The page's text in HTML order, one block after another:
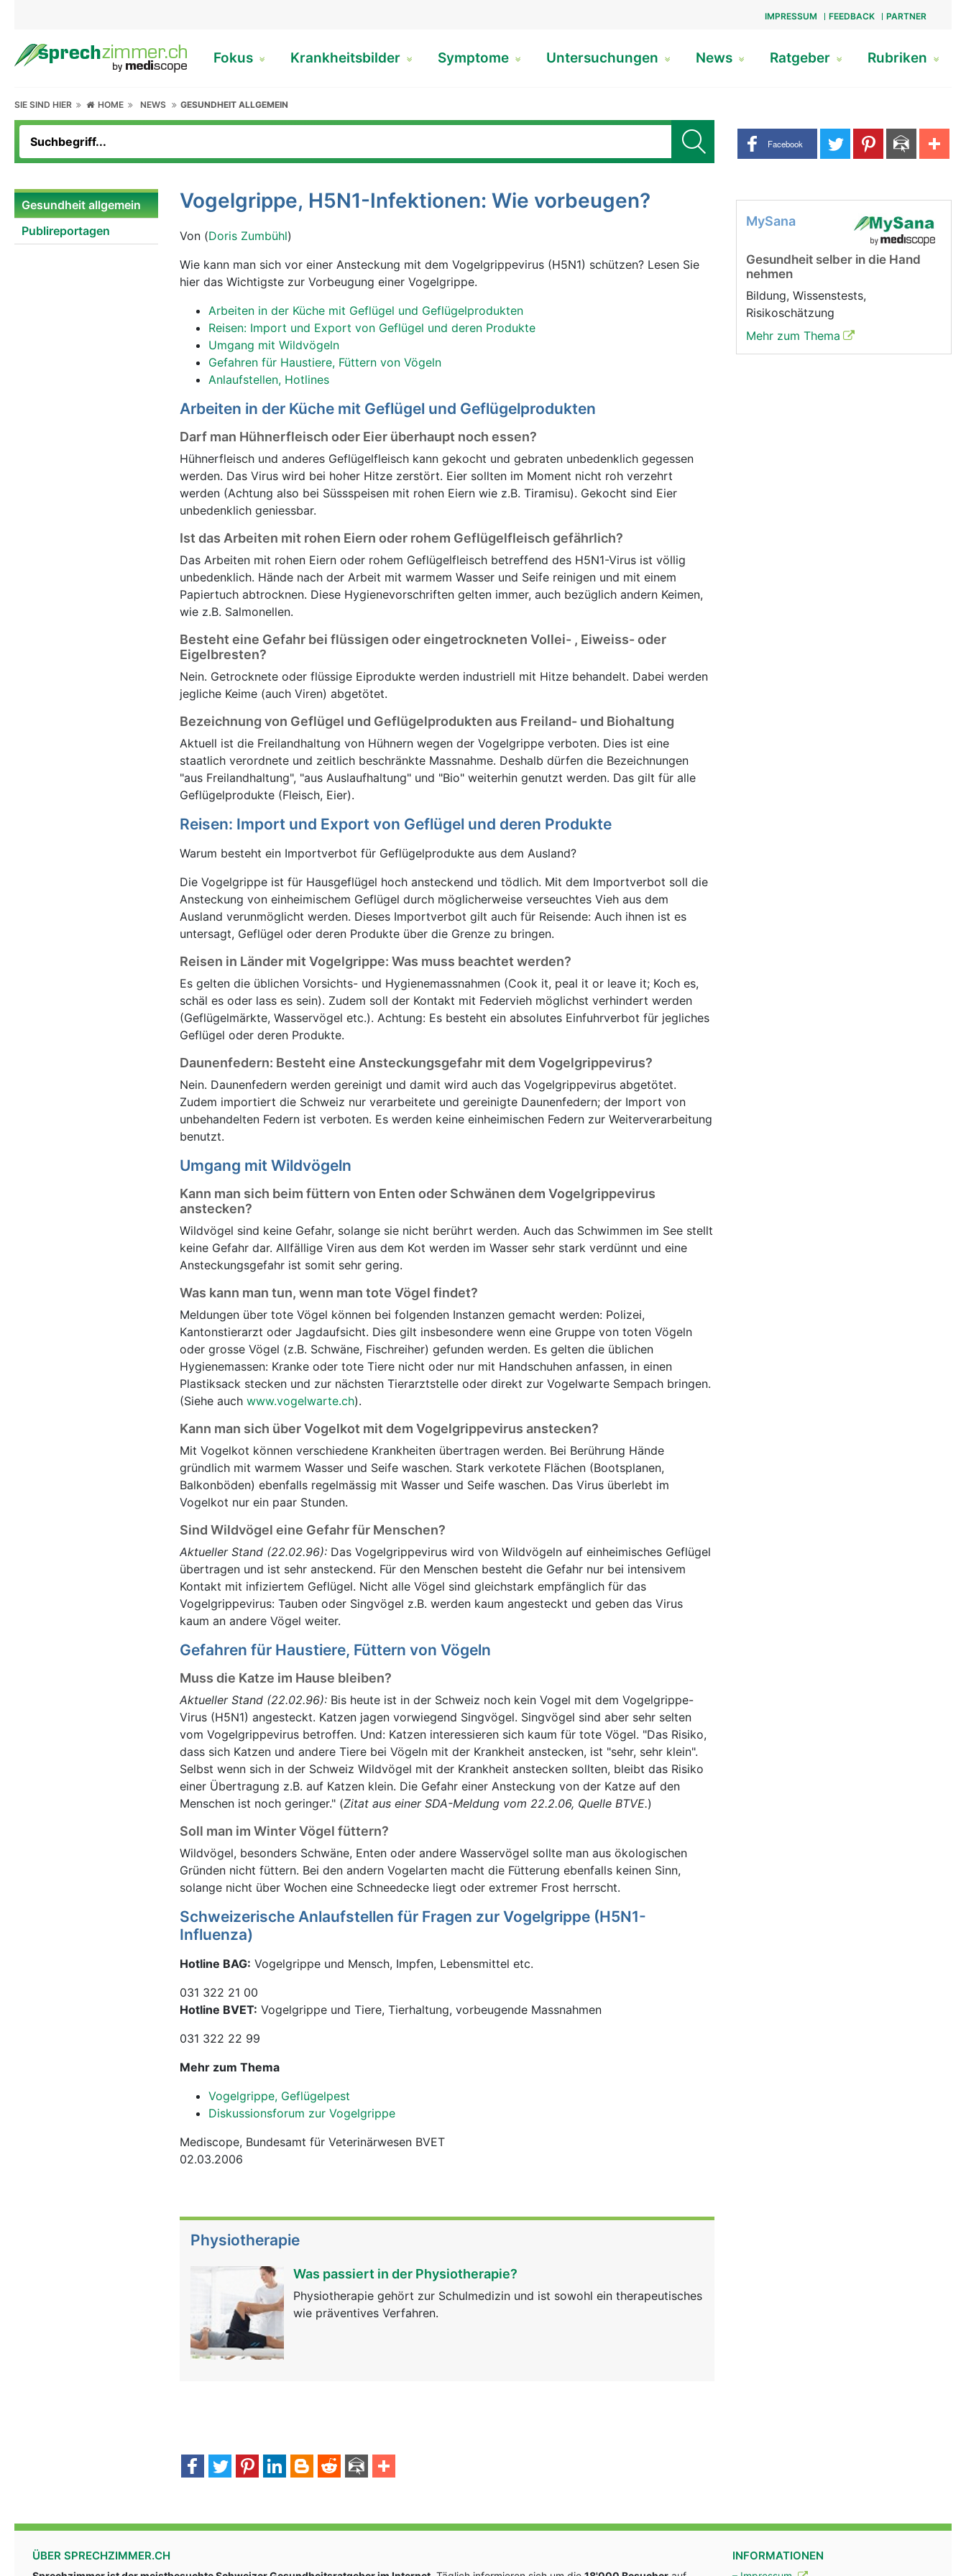
IMPRESSUM FEEDBACK PARTNER
Fokus Krankheitsbilder Symptome Untersuchungen News Ratgeber Rubriken
SIE SIND HIER HOME NEWS GESUNDHEIT ALLGEMEIN
Share buttons
Facebook
Gesundheit allgemein
Publireportagen
Vogelgrippe, H5N1-Infektionen: Wie vorbeugen?
Von (Doris Zumbühl)
Wie kann man sich vor einer Ansteckung mit dem Vogelgrippevirus (H5N1) schützen? Lesen Sie
hier das Wichtigste zur Vorbeugung einer Vogelgrippe.
Arbeiten in der Küche mit Geflügel und Geflügelprodukten
Reisen: Import und Export von Geflügel und deren Produkte
Umgang mit Wildvögeln
Gefahren für Haustiere, Füttern von Vögeln
Anlaufstellen, Hotlines
Arbeiten in der Küche mit Geflügel und Geflügelprodukten
Darf man Hühnerfleisch oder Eier überhaupt noch essen?
Hühnerfleisch und anderes Geflügelfleisch kann gekocht und gebraten unbedenklich gegessen
werden. Das Virus wird bei hoher Hitze zerstört. Eier sollten im Moment nicht roh verzehrt
werden (Achtung also bei Süssspeisen mit rohen Eiern wie z.B. Tiramisu). Gekocht sind Eier
unbedenklich geniessbar.
Ist das Arbeiten mit rohen Eiern oder rohem Geflügelfleisch gefährlich?
Das Arbeiten mit rohen Eiern oder rohem Geflügelfleisch betreffend des H5N1-Virus ist völlig
unbedenklich. Hände nach der Arbeit mit warmem Wasser und Seife reinigen und mit einem
Papiertuch abtrocknen. Diese Hygienevorschriften gelten immer, auch bezüglich andern Keimen,
wie z.B. Salmonellen.
Besteht eine Gefahr bei flüssigen oder eingetrockneten Vollei- , Eiweiss- oder
Eigelbresten?
Nein. Getrocknete oder flüssige Eiprodukte werden industriell mit Hitze behandelt. Dabei werden
jegliche Keime (auch Viren) abgetötet.
Bezeichnung von Geflügel und Geflügelprodukten aus Freiland- und Biohaltung
Aktuell ist die Freilandhaltung von Hühnern wegen der Vogelgrippe verboten. Dies ist eine
staatlich verordnete und zeitlich beschränkte Massnahme. Deshalb dürfen die Bezeichnungen
"aus Freilandhaltung", "aus Auslaufhaltung" und "Bio" weiterhin genutzt werden. Das gilt für alle
Geflügelprodukte (Fleisch, Eier).
Reisen: Import und Export von Geflügel und deren Produkte
Warum besteht ein Importverbot für Geflügelprodukte aus dem Ausland?
Die Vogelgrippe ist für Hausgeflügel hoch ansteckend und tödlich. Mit dem Importverbot soll die
Ansteckung von einheimischem Geflügel durch möglicherweise verseuchtes Vieh aus dem
Ausland verunmöglicht werden. Dieses Importverbot gilt auch für Reisende: Auch ihnen ist es
untersagt, Geflügel oder deren Produkte über die Grenze zu bringen.
Reisen in Länder mit Vogelgrippe: Was muss beachtet werden?
Es gelten die üblichen Vorsichts- und Hygienemassnahmen (Cook it, peal it or leave it; Koch es,
schäl es oder lass es sein). Zudem soll der Kontakt mit Federvieh möglichst verhindert werden
(Geflügelmärkte, Wasservögel etc.). Achtung: Es besteht ein absolutes Einfuhrverbot für jegliches
Geflügel oder deren Produkte.
Daunenfedern: Besteht eine Ansteckungsgefahr mit dem Vogelgrippevirus?
Nein. Daunenfedern werden gereinigt und damit wird auch das Vogelgrippevirus abgetötet.
Zudem importiert die Schweiz nur verarbeitete und gereinigte Daunenfedern; der Import von
unbehandelten Federn ist verboten. Es werden keine einheimischen Federn zur Weiterverarbeitung
benutzt.
Umgang mit Wildvögeln
Kann man sich beim füttern von Enten oder Schwänen dem Vogelgrippevirus
anstecken?
Wildvögel sind keine Gefahr, solange sie nicht berührt werden. Auch das Schwimmen im See stellt
keine Gefahr dar. Allfällige Viren aus dem Kot werden im Wasser sehr stark verdünnt und eine
Ansteckungsgefahr ist somit sehr gering.
Was kann man tun, wenn man tote Vögel findet?
Meldungen über tote Vögel können bei folgenden Instanzen gemacht werden: Polizei,
Kantonstierarzt oder Jagdaufsicht. Dies gilt insbesondere wenn eine Gruppe von toten Vögeln
oder grosse Vögel (z.B. Schwäne, Fischreiher) gefunden werden. Es gelten die üblichen
Hygienemassen: Kranke oder tote Tiere nicht oder nur mit Handschuhen anfassen, in einen
Plastiksack stecken und zur nächsten Tierarztstelle oder direkt zur Vogelwarte Sempach bringen.
(Siehe auch www.vogelwarte.ch).
Kann man sich über Vogelkot mit dem Vogelgrippevirus anstecken?
Mit Vogelkot können verschiedene Krankheiten übertragen werden. Bei Berührung Hände
gründlich mit warmem Wasser und Seife waschen. Stark verkotete Flächen (Bootsplanen,
Balkonböden) ebenfalls regelmässig mit Wasser und Seife waschen. Das Virus überlebt im
Vogelkot nur ein paar Stunden.
Sind Wildvögel eine Gefahr für Menschen?
Aktueller Stand (22.02.96): Das Vogelgrippevirus wird von Wildvögeln auf einheimisches Geflügel
übertragen und ist sehr ansteckend. Für den Menschen besteht die Gefahr nur bei intensivem
Kontakt mit infiziertem Geflügel. Nicht alle Vögel sind gleichstark empfänglich für das
Vogelgrippevirus: Tauben oder Singvögel z.B. werden kaum angesteckt und geben das Virus
kaum an andere Vögel weiter.
Gefahren für Haustiere, Füttern von Vögeln
Muss die Katze im Hause bleiben?
Aktueller Stand (22.02.96): Bis heute ist in der Schweiz noch kein Vogel mit dem Vogelgrippe-
Virus (H5N1) angesteckt. Katzen jagen vorwiegend Singvögel. Singvögel sind aber sehr selten
vom Vogelgrippevirus betroffen. Und: Katzen interessieren sich kaum für tote Vögel. "Das Risiko,
dass sich Katzen und andere Tiere bei Vögeln mit der Krankheit anstecken, ist "sehr, sehr klein".
Selbst wenn sich in der Schweiz Wildvögel mit der Krankheit anstecken sollten, bleibt das Risiko
einer Übertragung z.B. auf Katzen klein. Die Gefahr einer Ansteckung von der Katze auf den
Menschen ist noch geringer." (Zitat aus einer SDA-Meldung vom 22.2.06, Quelle BTVE.)
Soll man im Winter Vögel füttern?
Wildvögel, besonders Schwäne, Enten oder andere Wasservögel sollte man aus ökologischen
Gründen nicht füttern. Bei den andern Vogelarten macht die Fütterung ebenfalls keinen Sinn,
solange nicht über Wochen eine Schneedecke liegt oder extremer Frost herrscht.
Schweizerische Anlaufstellen für Fragen zur Vogelgrippe (H5N1-
Influenza)
Hotline BAG: Vogelgrippe und Mensch, Impfen, Lebensmittel etc.
031 322 21 00
Hotline BVET: Vogelgrippe und Tiere, Tierhaltung, vorbeugende Massnahmen
031 322 22 99
Mehr zum Thema
Vogelgrippe, Geflügelpest
Diskussionsforum zur Vogelgrippe
Mediscope, Bundesamt für Veterinärwesen BVET
02.03.2006
Physiotherapie
Was passiert in der Physiotherapie?
Physiotherapie gehört zur Schulmedizin und ist sowohl ein therapeutisches
wie präventives Verfahren.
MySana
Gesundheit selber in die Hand
nehmen
Bildung, Wissenstests,
Risikoschätzung
Mehr zum Thema
ÜBER SPRECHZIMMER.CH INFORMATIONEN